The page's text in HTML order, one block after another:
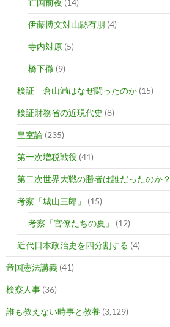
伊藤博文対山縣有朋 (4)
寺内対原 (5)
橋下徹 (9)
検証 倉山満はなぜ闘ったのか (15)
検証財務省の近現代史 (8)
皇室論 (235)
第一次増税戦役 (41)
第二次世界大戦の勝者は誰だったのか？
考察「城山三郎」 (15)
考察「官僚たちの夏」 (12)
近代日本政治史を四分割する (4)
帝国憲法講義 (41)
検察人事 (36)
誰も教えない時事と教養 (3,129)